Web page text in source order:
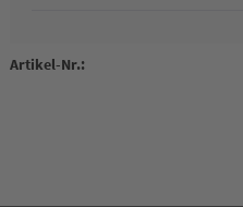
Artikel-Nr.: